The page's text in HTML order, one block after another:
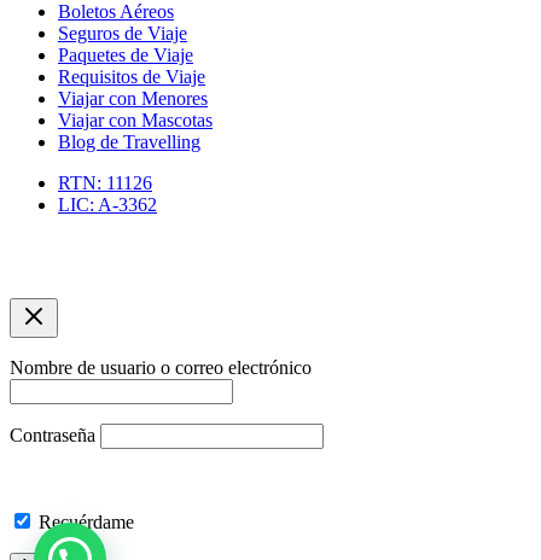
Boletos Aéreos
Seguros de Viaje
Paquetes de Viaje
Requisitos de Viaje
Viajar con Menores
Viajar con Mascotas
Blog de Travelling
RTN: 11126
LIC: A-3362
Nombre de usuario o correo electrónico
Contraseña
Recuérdame